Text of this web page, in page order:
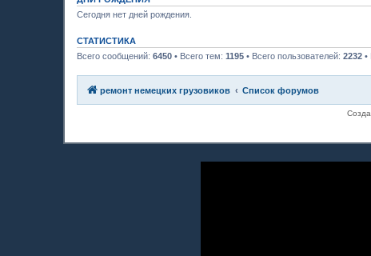
Сегодня нет дней рождения.
СТАТИСТИКА
Всего сообщений: 6450 • Всего тем: 1195 • Всего пользователей: 2232 •
ремонт немецких грузовиков Список форумов